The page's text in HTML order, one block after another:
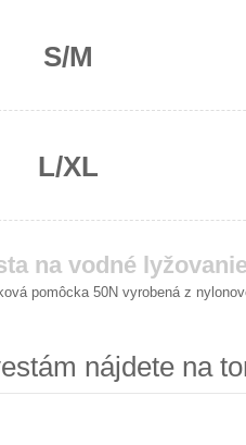
S/M
L/XL
na vodné
pomôcka 50N vyrobená z
nájdete na